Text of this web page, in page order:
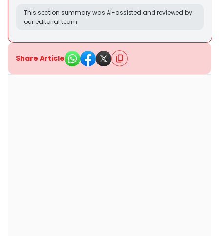
This section summary was AI-assisted and reviewed by
our editorial team.
Share Article